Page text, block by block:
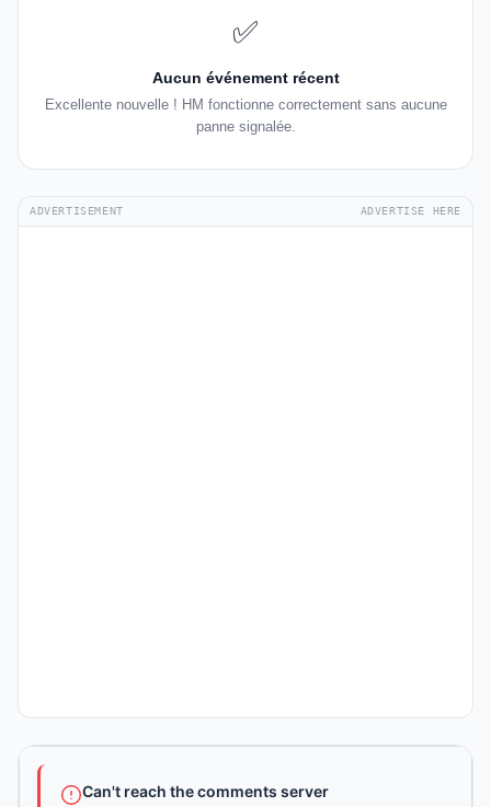
✅
Aucun événement récent
Excellente nouvelle ! HM fonctionne correctement sans aucune
panne signalée.
ADVERTISEMENT ADVERTISE HERE
Can't reach the comments server